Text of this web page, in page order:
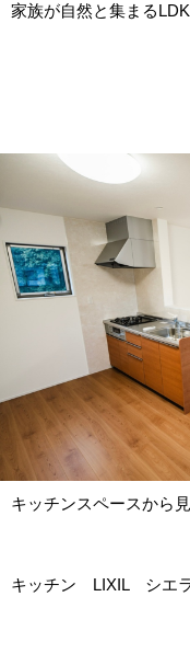
家族が自然と集まる
キッチンスペースから見
キッチン LIXIL シエ